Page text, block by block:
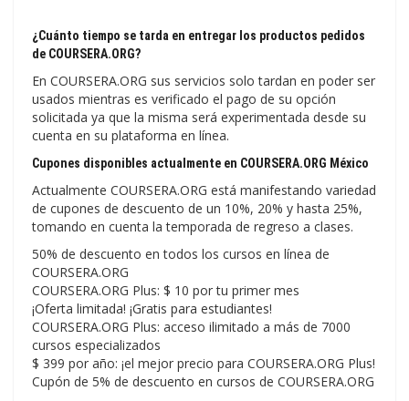
¿Cuánto tiempo se tarda en entregar los productos pedidos
de COURSERA.ORG?
En COURSERA.ORG sus servicios solo tardan en poder ser
usados mientras es verificado el pago de su opción
solicitada ya que la misma será experimentada desde su
cuenta en su plataforma en línea.
Cupones disponibles actualmente en COURSERA.ORG México
Actualmente COURSERA.ORG está manifestando variedad
de cupones de descuento de un 10%, 20% y hasta 25%,
tomando en cuenta la temporada de regreso a clases.
50% de descuento en todos los cursos en línea de
COURSERA.ORG
COURSERA.ORG Plus: $ 10 por tu primer mes
¡Oferta limitada! ¡Gratis para estudiantes!
COURSERA.ORG Plus: acceso ilimitado a más de 7000
cursos especializados
$ 399 por año: ¡el mejor precio para COURSERA.ORG Plus!
Cupón de 5% de descuento en cursos de COURSERA.ORG